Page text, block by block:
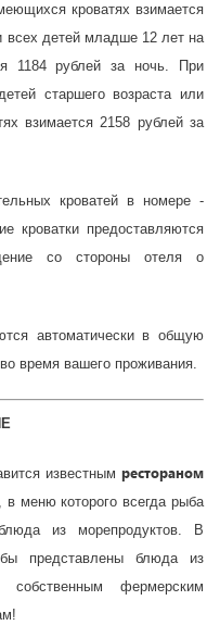
кроватях взимается
всех детей младше 12 лет на
1184 рублей за ночь. При
старшего возраста или
взимается 2158 рублей за
кроватей в номере -
кроватки предоставляются
со стороны отеля о
автоматически в общую
время вашего проживания.
известным рестораном
, в меню которого всегда рыба
из морепродуктов. В
представлены блюда из
собственным фермерским